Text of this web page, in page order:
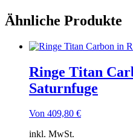
Ähnliche Produkte
Ringe Titan
Saturnfuge
Von 409,80 €
inkl. MwSt.